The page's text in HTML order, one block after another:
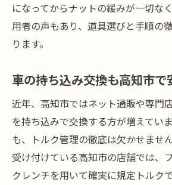
になってからナットの緩みが一切な
用者の声もあり、道具選びと手順の
ります。
車の持ち込み交換も高知市で
近年、高知市ではネット通販や専門
を持ち込みで交換する方が増えてい
も、トルク管理の徹底は欠かせませ
受け付けている高知市の店舗では、
クレンチを用いて確実に規定トルク